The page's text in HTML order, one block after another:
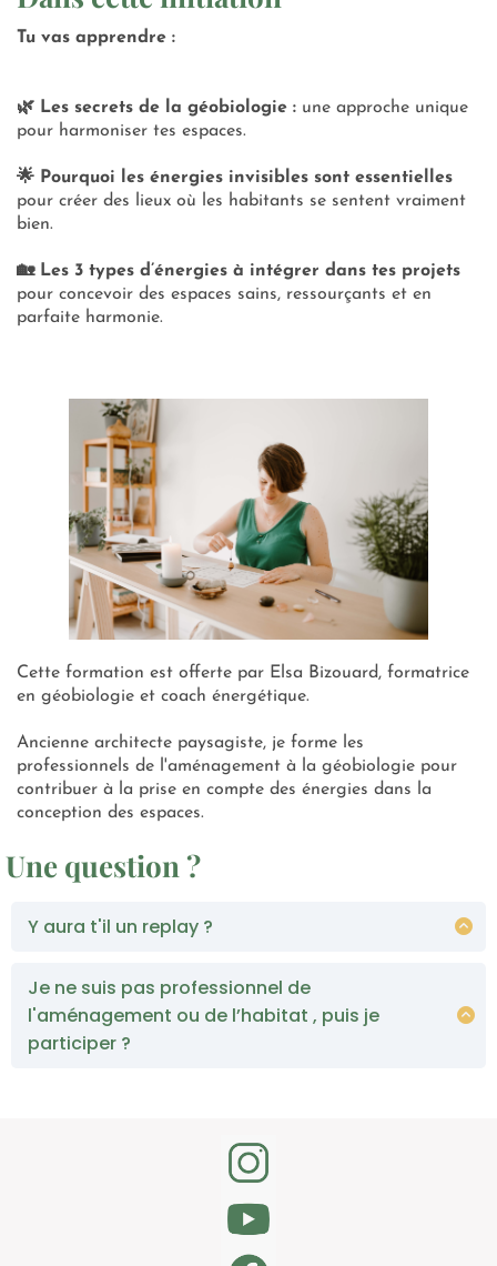
Tu vas apprendre :
🌿 Les secrets de la géobiologie : une approche unique
pour harmoniser tes espaces.
🌟 Pourquoi les énergies invisibles sont essentielles
pour créer des lieux où les habitants se sentent vraiment
bien.
🏡 Les 3 types d’énergies à intégrer dans tes projets
pour concevoir des espaces sains, ressourçants et en
parfaite harmonie.
Cette formation est offerte par Elsa Bizouard, formatrice
en géobiologie et coach énergétique.
Ancienne architecte paysagiste, je forme les
professionnels de l'aménagement à la géobiologie pour
contribuer à la prise en compte des énergies dans la
conception des espaces.
Une question ?
Y aura t'il un replay ?
jours 😊
Je ne suis pas professionnel de
l'aménagement ou de l’habitat , puis je
participer ?